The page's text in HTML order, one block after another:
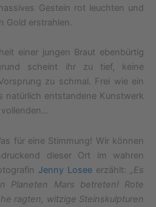
Gestein rot leuchten und
Gold erstrahlen.
einer jungen Braut ebenbürtig
scheint ihr zu tief, keine
zu schmal. Frei wie ein
natürlich entstandene Kunstwerk
vollenden…
für eine Stimmung! Wir können
dieser Ort im wahren
Jenny Losee erzählt: „Es
Planeten Mars betreten! Rote
ragten, witzige Steinskulpturen